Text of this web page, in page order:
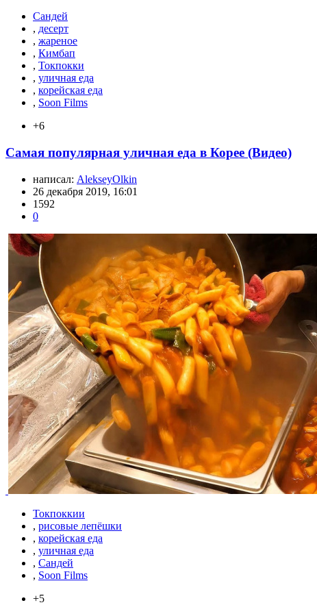
Сандей
, десерт
, жареное
, Кимбап
, Токпокки
, уличная еда
, корейская еда
, Soon Films
+6
Самая популярная уличная еда в Корее (Видео)
написал: AlekseyOlkin
26 декабря 2019, 16:01
1592
0
Токпоккии
, рисовые лепёшки
, корейская еда
, уличная еда
, Сандей
, Soon Films
+5